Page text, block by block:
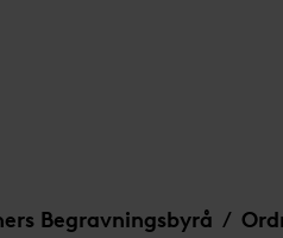
Begravningsbyrå /